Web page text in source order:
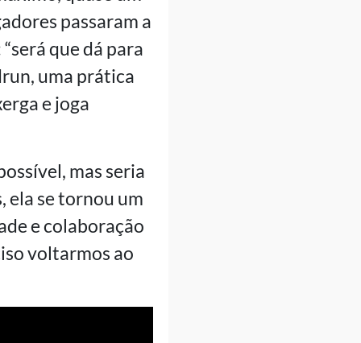
passaram a
que dá para
uma prática
e joga
mas seria
ela se tornou um
e colaboração
voltarmos ao